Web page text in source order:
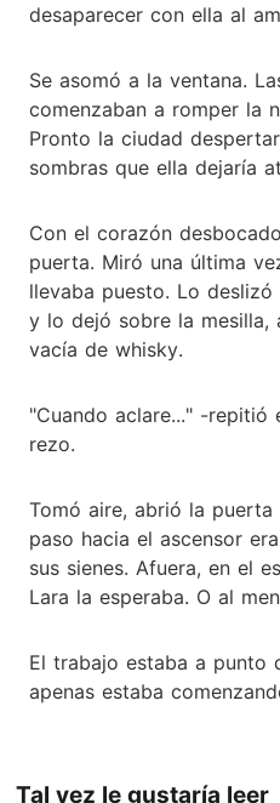
desaparecer con ella al
Se asomó a la ventana.
comenzaban a romper la
Pronto la ciudad
sombras que ella dejaría
Con el corazón
puerta. Miró una última
llevaba puesto. Lo
y lo dejó sobre la mesilla,
vacía de whisky.
"Cuando aclare..." -repitió
rezo.
Tomó aire, abrió la
paso hacia el ascensor
sus sienes. Afuera, en el
Lara la esperaba. O al
El trabajo estaba a punto
apenas estaba
Tal vez le gustaría leer